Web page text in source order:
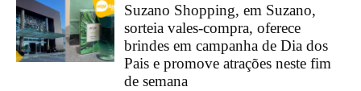
Suzano Shopping, em Suzano,
sorteia vales-compra, oferece
brindes em campanha de Dia dos
Pais e promove atrações neste fim
de semana